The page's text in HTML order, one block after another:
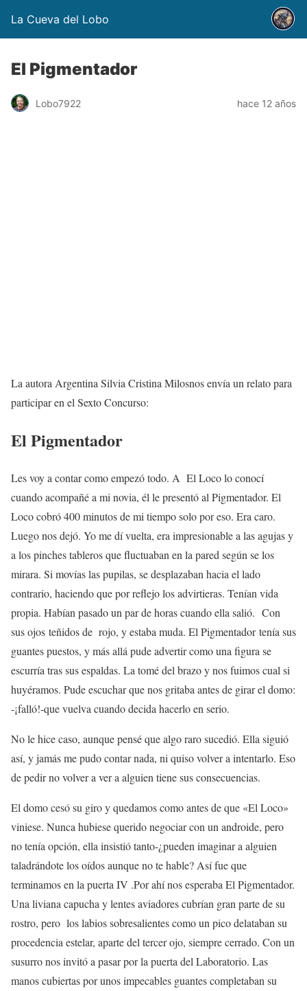
La Cueva del Lobo
El Pigmentador
Lobo7922 hace 12 años
La autora Argentina Silvia Cristina Milosnos envía un relato para
participar en el Sexto Concurso:
El Pigmentador
Les voy a contar como empezó todo. A El Loco lo conocí
cuando acompañé a mi novia, él le presentó al Pigmentador. El
Loco cobró 400 minutos de mi tiempo solo por eso. Era caro.
Luego nos dejó. Yo me dí vuelta, era impresionable a las agujas y
a los pinches tableros que fluctuaban en la pared según se los
mirara. Si movías las pupilas, se desplazaban hacia el lado
contrario, haciendo que por reflejo los advirtieras. Tenían vida
propia. Habían pasado un par de horas cuando ella salió. Con
sus ojos teñidos de rojo, y estaba muda. El Pigmentador tenía sus
guantes puestos, y más allá pude advertir como una figura se
escurría tras sus espaldas. La tomé del brazo y nos fuimos cual si
huyéramos. Pude escuchar que nos gritaba antes de girar el domo:
-¡falló!-que vuelva cuando decida hacerlo en serio.
No le hice caso, aunque pensé que algo raro sucedió. Ella siguió
así, y jamás me pudo contar nada, ni quiso volver a intentarlo. Eso
de pedir no volver a ver a alguien tiene sus consecuencias.
El domo cesó su giro y quedamos como antes de que «El Loco»
viniese. Nunca hubiese querido negociar con un androide, pero
no tenía opción, ella insistió tanto-¿pueden imaginar a alguien
taladrándote los oídos aunque no te hable? Así fue que
terminamos en la puerta IV .Por ahí nos esperaba El Pigmentador.
Una liviana capucha y lentes aviadores cubrían gran parte de su
rostro, pero los labios sobresalientes como un pico delataban su
procedencia estelar, aparte del tercer ojo, siempre cerrado. Con un
susurro nos invitó a pasar por la puerta del Laboratorio. Las
manos cubiertas por unos impecables guantes completaban su